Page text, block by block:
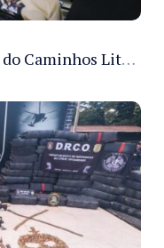
Sejusc participa da 5ª edição do Caminhos Literários com foco na cultura hip-hop nas unidades socioeducativas